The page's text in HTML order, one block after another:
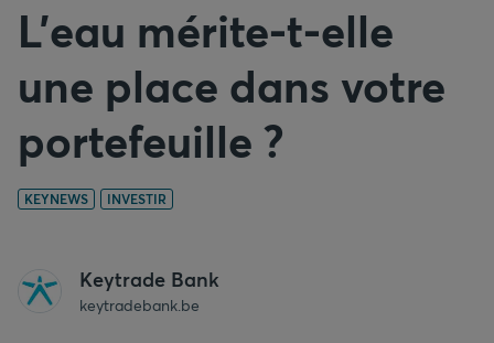
L’eau mérite-t-elle
une place dans votre
portefeuille ?
KEYNEWS INVESTIR
Keytrade Bank
keytradebank.be